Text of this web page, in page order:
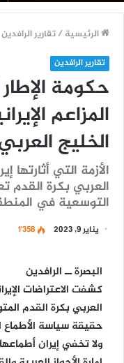
الرئيسية /تقارير الرافدين
تقارير الرافدين
حكومة
المزاعم
الخليج
الأزمة التي
العربي بكرة القدم
التوسعية في
يناير 9, 2023 1٬358
البصرة ــ الرافدين
كشفت الاعتراضات
العربي بكرة القدم
حقيقة سياسة الأطماع
ولا تخفي إيران